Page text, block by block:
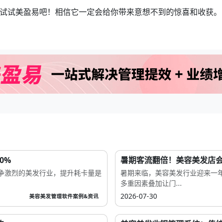
美盈易吧！相信它一定会给你带来意想不到的惊喜和收获。
激烈的美发行业，提升耗卡量是
美容美发管理软件案例&资讯
暑期客流翻倍！美容美发店
暑期来临，美容美发行业迎来一
多重因素叠加让门...
2026-07-30